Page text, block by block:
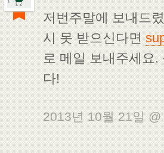
저번주말에 보내드
시 못 받으신다면
로 메일 보내주세요.
다!
2013년 10월 21일